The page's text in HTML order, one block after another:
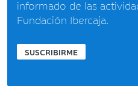
informado de las
Fundación Ibercaja.
SUSCRIBIRME